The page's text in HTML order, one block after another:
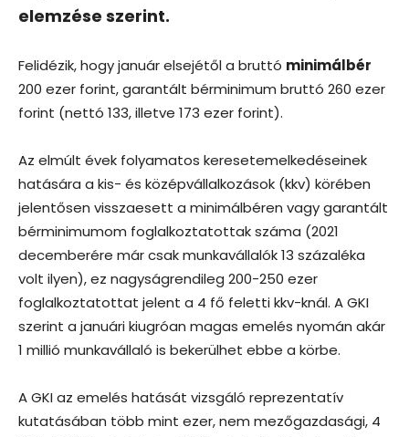
elemzése szerint.
Felidézik, hogy január elsejétől a bruttó minimálbér
200 ezer forint, garantált bérminimum bruttó 260 ezer
forint (nettó 133, illetve 173 ezer forint).
Az elmúlt évek folyamatos keresetemelkedéseinek
hatására a kis- és középvállalkozások (kkv) körében
jelentősen visszaesett a minimálbéren vagy garantált
bérminimumom foglalkoztatottak száma (2021
decemberére már csak munkavállalók 13 százaléka
volt ilyen), ez nagyságrendileg 200-250 ezer
foglalkoztatottat jelent a 4 fő feletti kkv-knál. A GKI
szerint a januári kiugróan magas emelés nyomán akár
1 millió munkavállaló is bekerülhet ebbe a körbe.
A GKI az emelés hatását vizsgáló reprezentatív
kutatásában több mint ezer, nem mezőgazdasági, 4